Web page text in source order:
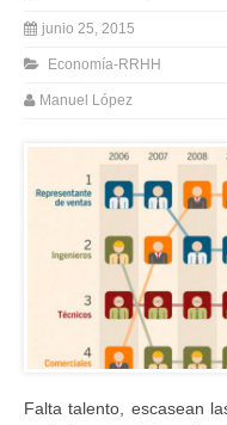
junio 25, 2015
Economía-RRHH
Manuel López
Falta talento, escasean